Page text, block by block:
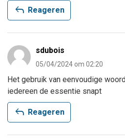
reply Reageren
sdubois
05/04/2024 om 02:20
Het gebruik van eenvoudige
iedereen de essentie snapt
reply Reageren